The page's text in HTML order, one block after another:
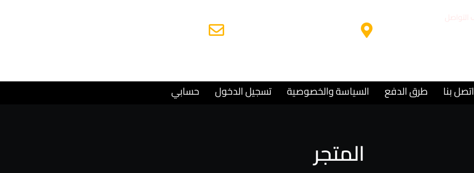
اتصل بنا طرق الدفع السياسة والخصوصية تسجيل الدخول حسابي
المتجر